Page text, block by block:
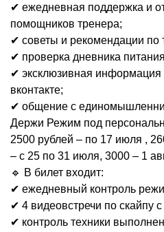
✔ ежедневная поддержка и
помощников тренера;
✔ советы и рекомендации по
✔ проверка дневника
✔ эксклюзивная информация
вконтакте;
✔ общение с
Держи Режим под
2500 рублей – по 17 июля ,
– с 25 по 31 июля, 3000 – 1
🔹 В билет входит:
✔ ежедневный контроль
✔ 4 видеовстречи по скайпу
✔ контроль техники